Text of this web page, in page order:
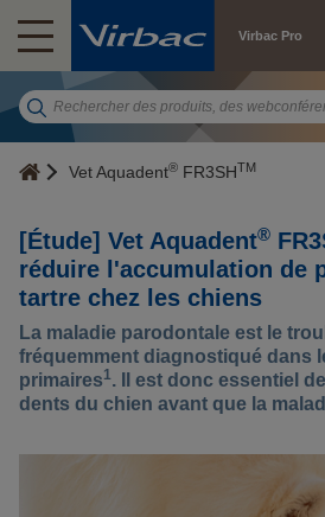
Virbac Pro
Vet Aquadent® FR3SHTM
[Étude] Vet Aquadent®
réduire l'accumulation de
tartre chez les chiens
La maladie parodontale est le
fréquemment diagnostiqué dans
primaires1. Il est donc essentiel
dents du chien avant que la